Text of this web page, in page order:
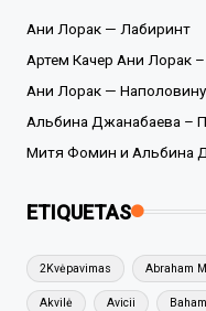
Ани Лорак — Лабиринт
Артем Качер Ани Лорак
Ани Лорак — Наполовину
Альбина Джанабаева –
Митя Фомин и Альбина
ETIQUETAS
2Kvėpavimas Abraham
Akvilė Avicii